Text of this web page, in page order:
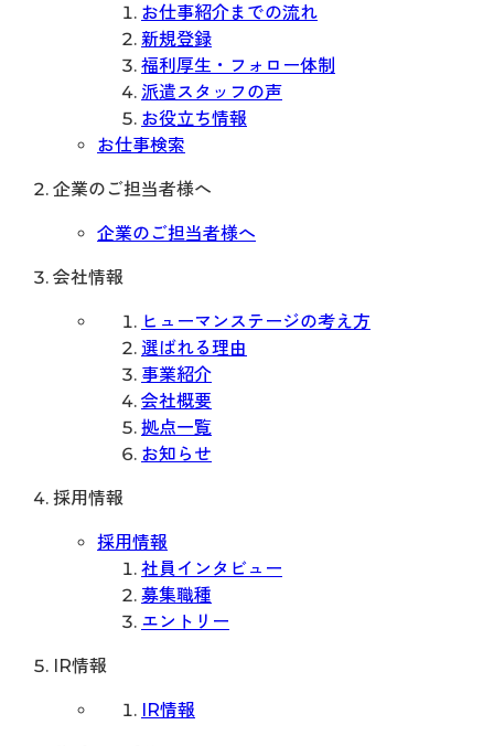
お仕事紹介までの流れ
新規登録
福利厚生・フォロー体制
派遣スタッフの声
お役立ち情報
お仕事検索
企業のご担当者様へ
企業のご担当者様へ
会社情報
ヒューマンステージの考え方
選ばれる理由
事業紹介
会社概要
拠点一覧
お知らせ
採用情報
採用情報
社員インタビュー
募集職種
エントリー
IR情報
IR情報